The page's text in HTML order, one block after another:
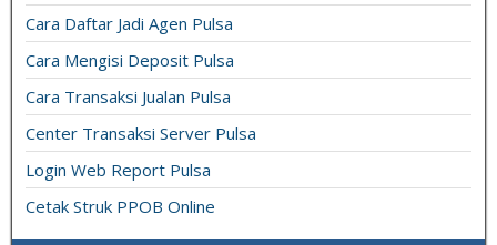
Cara Daftar Jadi Agen Pulsa
Cara Mengisi Deposit Pulsa
Cara Transaksi Jualan Pulsa
Center Transaksi Server Pulsa
Login Web Report Pulsa
Cetak Struk PPOB Online